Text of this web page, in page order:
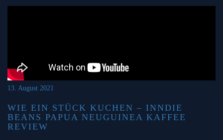
13. August 2021
WIE EIN STÜCK KUCHEN – INNDIE
BEANS PAPUA NEUGUINEA KAFFEE
REVIEW